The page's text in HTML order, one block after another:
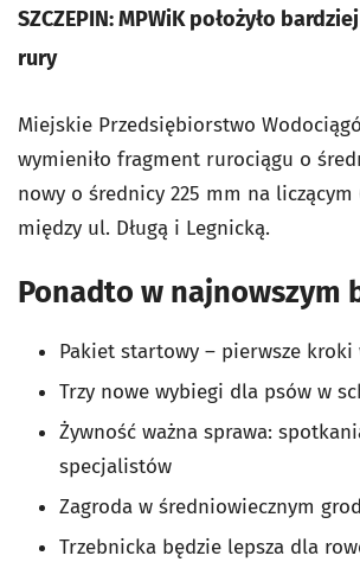
SZCZEPIN: MPWiK położyło
rury
Miejskie Przedsiębiorstwo
wymieniło fragment rurociągu o
nowy o średnicy 225 mm na
między ul. Długą i Legnicką.
Ponadto w najnowszym
Pakiet startowy – pierwsze kroki
Trzy nowe wybiegi dla psów w
Żywność ważna sprawa:
specjalistów
Zagroda w średniowiecznym
Trzebnicka będzie lepsza dla